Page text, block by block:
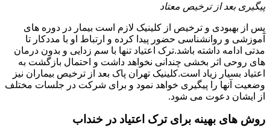
پیگیری بعد از ترخیص معتاد
پس از بهبودی و ترخیص از کلینیک لازم است بیمار در دوره های
آموزشی و روانشناسی حضور پیدا کرده و ارتباط او با مددکار تا
مدتی ادامه داشته باشد.ترک اعتیاد تنها با سم زدایی و بدون درمان
های روحی اثر بخشی چندانی نخواهد داشت و احتمال بازگشت به
اعتیاد بسیار زیاد است.کلینیک تهران پاک بعد از ترخیص بیماران نیز
وضعیت آنها را پیگیری خواهد نمود و برای شرکت در جلسات مختلف
از ایشان دعوت می شود.
روش های بهینه برای ترک اعتیاد در خنداب